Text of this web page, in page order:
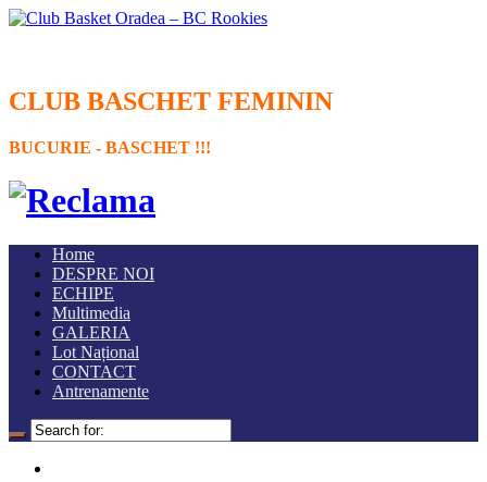
CLUB BASCHET FEMININ
BUCURIE - BASCHET !!!
Home
DESPRE NOI
ECHIPE
Multimedia
GALERIA
Lot Național
CONTACT
Antrenamente